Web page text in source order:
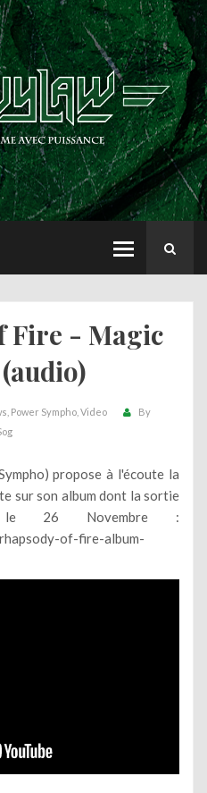
Fire - Magic
Power Sympho Video
By
propose à l'écoute la
sur son album dont la sortie
26 Novembre :
of-fire-album-